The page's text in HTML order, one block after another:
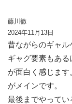
藤川徹
2024年11月13日
昔ながらのギャル
ギャグ要素もあ
が面白く感じま
がメインです。
最後までやって